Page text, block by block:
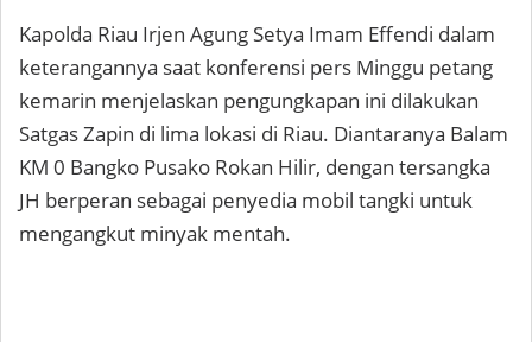
Kapolda Riau Irjen Agung Setya Imam Effendi dalam
keterangannya saat konferensi pers Minggu petang
kemarin menjelaskan pengungkapan ini dilakukan
Satgas Zapin di lima lokasi di Riau. Diantaranya Balam
KM 0 Bangko Pusako Rokan Hilir, dengan tersangka
JH berperan sebagai penyedia mobil tangki untuk
mengangkut minyak mentah.